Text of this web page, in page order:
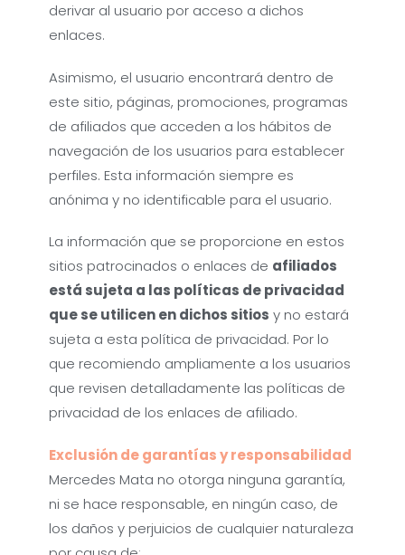
derivar al usuario por acceso a dichos
enlaces.
Asimismo, el usuario encontrará dentro de
este sitio, páginas, promociones, programas
de afiliados que acceden a los hábitos de
navegación de los usuarios para establecer
perfiles. Esta información siempre es
anónima y no identificable para el usuario.
La información que se proporcione en estos
sitios patrocinados o enlaces de afiliados
está sujeta a las políticas de privacidad
que se utilicen en dichos sitios y no estará
sujeta a esta política de privacidad. Por lo
que recomiendo ampliamente a los usuarios
que revisen detalladamente las políticas de
privacidad de los enlaces de afiliado.
Exclusión de garantías y responsabilidad
Mercedes Mata no otorga ninguna garantía,
ni se hace responsable, en ningún caso, de
los daños y perjuicios de cualquier naturaleza